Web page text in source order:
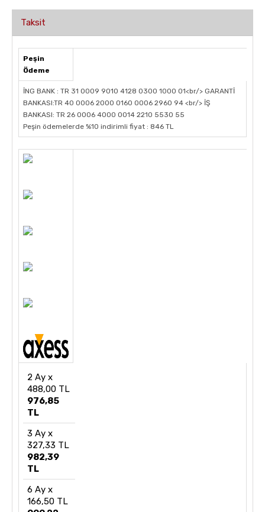
Taksit
Peşin
Ödeme
İNG BANK : TR 31 0009 9010 4128 0300 1000 01<br/> GARANTİ
BANKASI:TR 40 0006 2000 0160 0006 2960 94 <br/> İŞ
BANKASI: TR 26 0006 4000 0014 2210 5530 55
Peşin ödemelerde %10 indirimli fiyat : 846 TL
2 Ay x
488,00 TL
976,85
TL
3 Ay x
327,33 TL
982,39
TL
6 Ay x
166,50 TL